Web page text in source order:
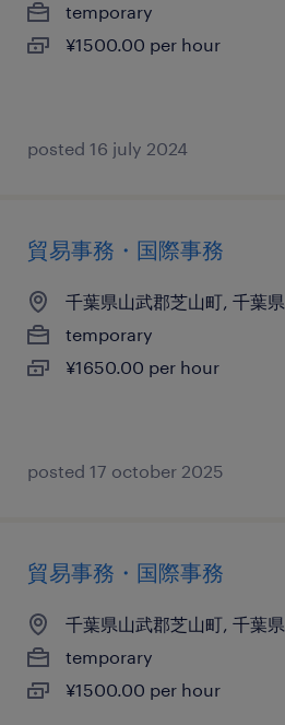
temporary
¥1500.00 per hour
posted 16 july 2024
貿易事務・国際事務
千葉県山武郡芝山町, 千葉県
temporary
¥1650.00 per hour
posted 17 october 2025
貿易事務・国際事務
千葉県山武郡芝山町, 千葉県
temporary
¥1500.00 per hour